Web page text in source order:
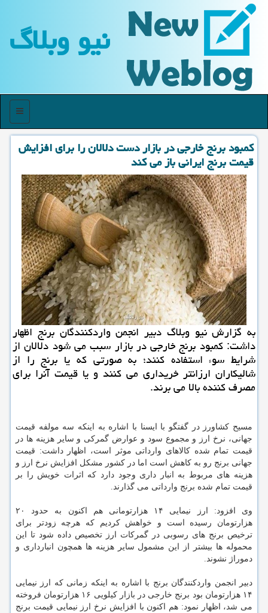
نیو وبلاگ
منو
كمبود برنج خارجی در بازار دست دلالان را برای افزایش
قیمت برنج ایرانی باز می كند
به گزارش نیو وبلاگ دبیر انجمن واردكنندگان برنج اظهار
داشت: كمبود برنج خارجی در بازار سبب می شود دلالان از
شرایط سوء استفاده كنند؛ به صورتی كه یا برنج را از
شالیكاران ارزانتر خریداری می كنند و یا قیمت آنرا برای
مصرف كننده بالا می برند.
مسیح کشاورز در گفتگو با ایسنا با اشاره به اینکه سه مولفه قیمت
جهانی، نرخ ارز و مجموع سود و عوارض گمرکی و سایر هزینه ها در
قیمت تمام شده کالاهای وارداتی موثر است، اظهار داشت: قیمت
جهانی برنج رو به کاهش است اما در کشور مشکل افزایش نرخ ارز و
هزینه های مربوط به انبار داری وجود دارد که اثرات خویش را بر
قیمت تمام شده برنج وارداتی می گذارند.
وی افزود: ارز نیمایی ۱۴ هزارتومانی هم اکنون به حدود ۲۰
هزارتومان رسیده است و خواهش کردیم که هرچه زودتر برای
ترخیص برنج های رسوبی در گمرکات ارز تخصیص داده شود تا این
محموله ها بیشتر از این مشمول سایر هزینه ها همچون انبارداری و
دموراژ نشوند.
دبیر انجمن واردکنندگان برنج با اشاره به اینکه زمانی که ارز نیمایی
۱۴ هزارتومان بود برنج خارجی در بازار کیلویی ۱۶ هزارتومان فروخته
می شد، اظهار نمود: هم اکنون با افزایش نرخ ارز نیمایی قیمت برنج